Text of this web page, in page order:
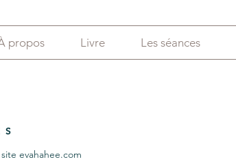
propos Livre Les séances
evahahee.com